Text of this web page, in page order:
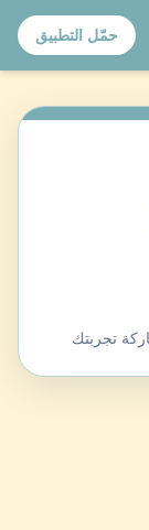
حمّل التطبيق